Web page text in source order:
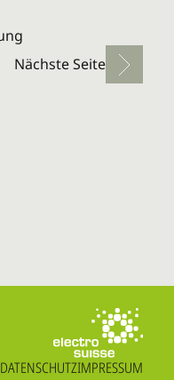
Nächste Seite
DATENSCHUTZIMPRESSUM